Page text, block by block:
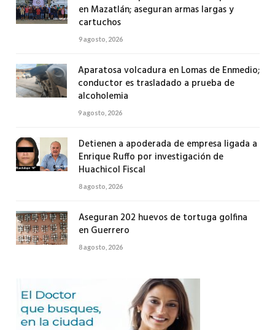
en Mazatlán; aseguran armas largas y
cartuchos
9 agosto, 2026
Aparatosa volcadura en Lomas de Enmedio;
conductor es trasladado a prueba de
alcoholemia
9 agosto, 2026
Detienen a apoderada de empresa ligada a
Enrique Ruffo por investigación de
Huachicol Fiscal
8 agosto, 2026
Aseguran 202 huevos de tortuga golfina
en Guerrero
8 agosto, 2026